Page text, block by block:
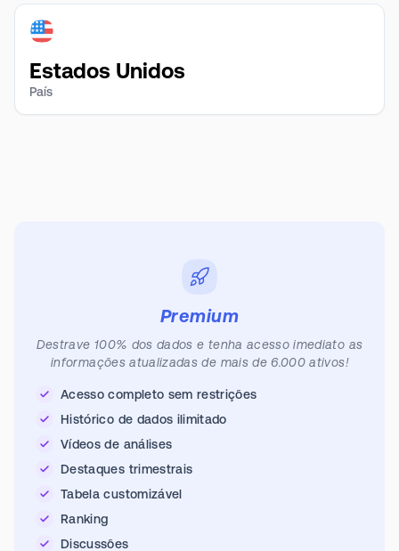
Estados Unidos
País
Premium
Destrave 100% dos dados e tenha acesso imediato as
informações atualizadas de mais de 6.000 ativos!
Acesso completo sem restrições
Histórico de dados ilimitado
Vídeos de análises
Destaques trimestrais
Tabela customizável
Ranking
Discussões